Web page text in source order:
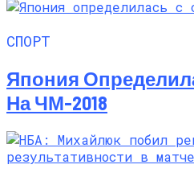
СПОРТ
Япония
На ЧМ-2018